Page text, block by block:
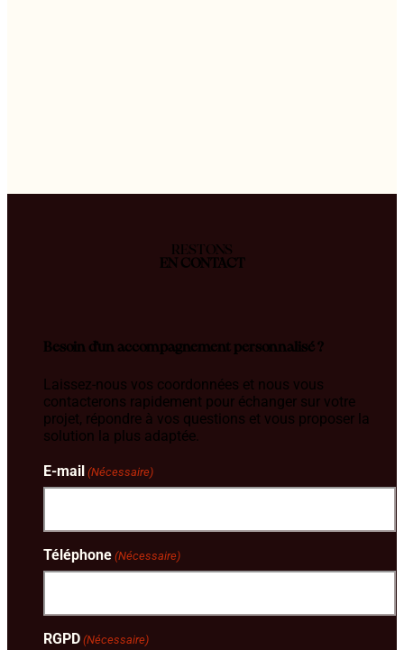
RESTONS
EN CONTACT
Besoin d’un accompagnement personnalisé ?
Laissez-nous vos coordonnées et nous vous
contacterons rapidement pour échanger sur votre
projet, répondre à vos questions et vous proposer la
solution la plus adaptée.
E-mail (Nécessaire)
Téléphone (Nécessaire)
RGPD (Nécessaire)